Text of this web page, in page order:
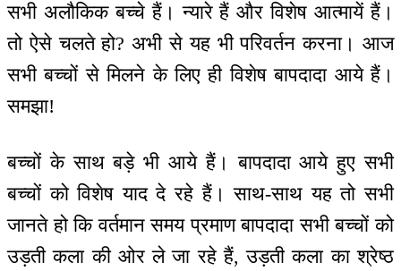
सभी अलौकिक बच्चे हैं। न्यारे हैं और विशेष आत्मायें हैं।
तो ऐसे चलते हो? अभी से यह भी परिवर्तन करना। आज
सभी बच्चों से मिलने के लिए ही विशेष बापदादा आये हैं।
समझा!
बच्चों के साथ बड़े भी आये हैं। बापदादा आये हुए सभी
बच्चों को विशेष याद दे रहे हैं। साथ-साथ यह तो सभी
जानते हो कि वर्तमान समय प्रमाण बापदादा सभी बच्चों को
उड़ती कला की ओर ले जा रहे हैं, उड़ती कला का श्रेष्ठ